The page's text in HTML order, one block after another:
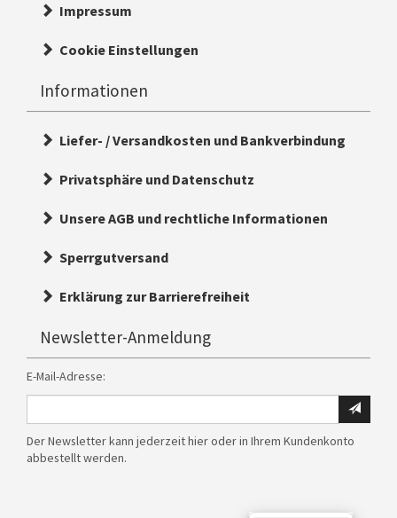
Impressum
Cookie Einstellungen
Informationen
Liefer- / Versandkosten und Bankverbindung
Privatsphäre und Datenschutz
Unsere AGB und rechtliche Informationen
Sperrgutversand
Erklärung zur Barrierefreiheit
Newsletter-Anmeldung
E-Mail-Adresse:
E-
Mail
Adresse
Der Newsletter kann jederzeit hier oder in Ihrem Kundenkonto
abbestellt werden.